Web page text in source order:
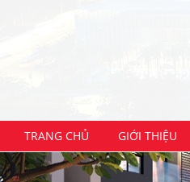
TRANG CHỦ GIỚI THIỆU